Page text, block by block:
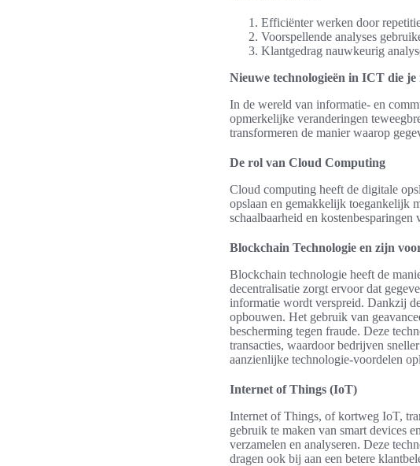
Efficiënter werken door
Voorspellende analyses
Klantgedrag nauwkeurig
Nieuwe technologieën in ICT die je
In de wereld van informatie- en
opmerkelijke veranderingen
transformeren de manier waarop
De rol van Cloud Computing
Cloud computing heeft de digitale
opslaan en gemakkelijk toegankelijk
schaalbaarheid en
Blockchain Technologie en zijn
Blockchain technologie heeft de
decentralisatie zorgt ervoor dat
informatie wordt verspreid. Dankzij
opbouwen. Het gebruik van
bescherming tegen fraude. Deze
transacties, waardoor bedrijven
aanzienlijke technologie-voordelen
Internet of Things (IoT)
Internet of Things, of kortweg IoT,
gebruik te maken van smart devices
verzamelen en analyseren. Deze
dragen ook bij aan een betere